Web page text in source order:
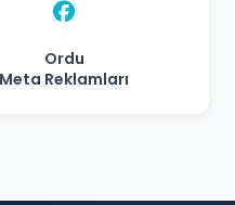
Ordu
Meta Reklamları